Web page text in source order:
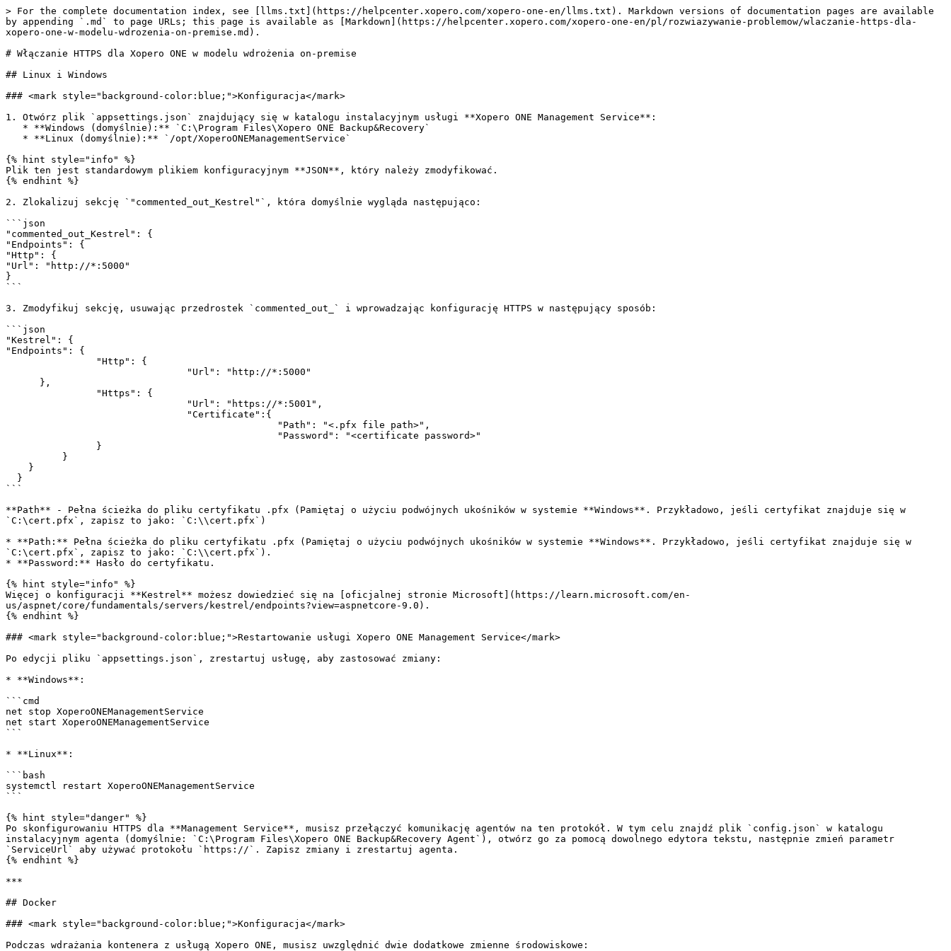
> For the complete documentation index, see [llms.txt](https://helpcenter.xopero.com/xopero-one-en/llms.txt). Markdown versions of documentation pages are available
by appending `.md` to page URLs; this page is available as [Markdown](https://helpcenter.xopero.com/xopero-one-en/pl/rozwiazywanie-problemow/wlaczanie-https-dla-
xopero-one-w-modelu-wdrozenia-on-premise.md).
# Włączanie HTTPS dla Xopero ONE w modelu wdrożenia on-premise
## Linux i Windows
### <mark style="background-color:blue;">Konfiguracja</mark>
1. Otwórz plik `appsettings.json` znajdujący się w katalogu instalacyjnym usługi **Xopero ONE Management Service**:
{% hint style="info" %}
Plik ten jest standardowym plikiem konfiguracyjnym **JSON**, który należy zmodyfikować.
{% endhint %}
2. Zlokalizuj sekcję `"commented_out_Kestrel"`, która domyślnie wygląda następująco:
```json
"commented_out_Kestrel": {
"Endpoints": {
"Http": {
"Url": "http://*:5000"
}
```
3. Zmodyfikuj sekcję, usuwając przedrostek `commented_out_` i wprowadzając konfigurację HTTPS w następujący sposób:
```json
"Kestrel": {
"Endpoints": {
```
**Path** - Pełna ścieżka do pliku certyfikatu .pfx (Pamiętaj o użyciu podwójnych ukośników w systemie **Windows**. Przykładowo, jeśli certyfikat znajduje się w
`C:\cert.pfx`, zapisz to jako: `C:\\cert.pfx`)
* **Path:** Pełna ścieżka do pliku certyfikatu .pfx (Pamiętaj o użyciu podwójnych ukośników w systemie **Windows**. Przykładowo, jeśli certyfikat znajduje się w
`C:\cert.pfx`, zapisz to jako: `C:\\cert.pfx`).
* **Password:** Hasło do certyfikatu.
{% hint style="info" %}
Więcej o konfiguracji **Kestrel** możesz dowiedzieć się na [oficjalnej stronie Microsoft](https://learn.microsoft.com/en-
us/aspnet/core/fundamentals/servers/kestrel/endpoints?view=aspnetcore-9.0).
{% endhint %}
### <mark style="background-color:blue;">Restartowanie usługi Xopero ONE Management Service</mark>
Po edycji pliku `appsettings.json`, zrestartuj usługę, aby zastosować zmiany:
* **Windows**:
```cmd
net stop XoperoONEManagementService
net start XoperoONEManagementService
```
* **Linux**:
```bash
systemctl restart XoperoONEManagementService
```
{% hint style="danger" %}
Po skonfigurowaniu HTTPS dla **Management Service**, musisz przełączyć komunikację agentów na ten protokół. W tym celu znajdź plik `config.json` w katalogu
instalacyjnym agenta (domyślnie: `C:\Program Files\Xopero ONE Backup&Recovery Agent`), otwórz go za pomocą dowolnego edytora tekstu, następnie zmień parametr
`ServiceUrl` aby używać protokołu `https://`. Zapisz zmiany i zrestartuj agenta.
{% endhint %}
***
## Docker
### <mark style="background-color:blue;">Konfiguracja</mark>
Podczas wdrażania kontenera z usługą Xopero ONE, musisz uwzględnić dwie dodatkowe zmienne środowiskowe: